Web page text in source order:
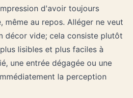
d'avoir toujours
même au repos. Alléger ne veut
décor vide; cela consiste plutôt
lisibles et plus faciles à
une entrée dégagée ou une
la perception